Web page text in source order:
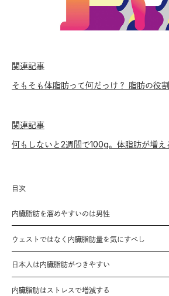
関連記事
そもそも体脂肪って何だっけ？ 脂肪の役
関連記事
何もしないと2週間で100g。体脂肪が増え
目次
内臓脂肪を溜めやすいのは男性
ウェストではなく内臓脂肪量を気にすべし
日本人は内臓脂肪がつきやすい
内臓脂肪はストレスで増減する